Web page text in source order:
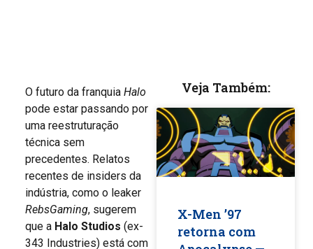
O futuro da franquia Halo
pode estar passando por
uma reestruturação
técnica sem
precedentes. Relatos
recentes de insiders da
indústria, como o leaker
RebsGaming, sugerem
que a Halo Studios (ex-
343 Industries) está com
Veja Também:
X-Men ’97
retorna com